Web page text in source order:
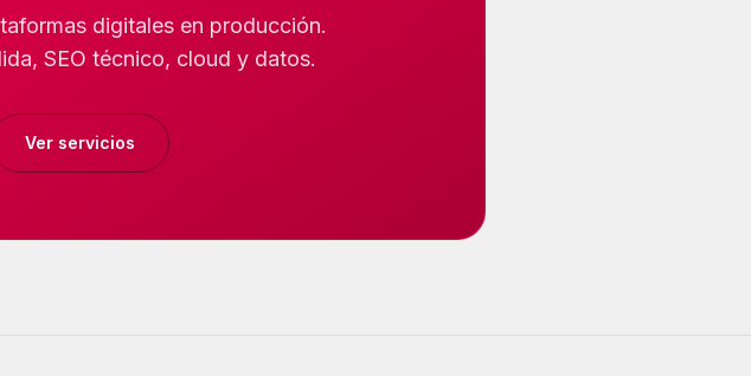
digitales en producción.
SEO técnico, cloud y datos.
Ver servicios